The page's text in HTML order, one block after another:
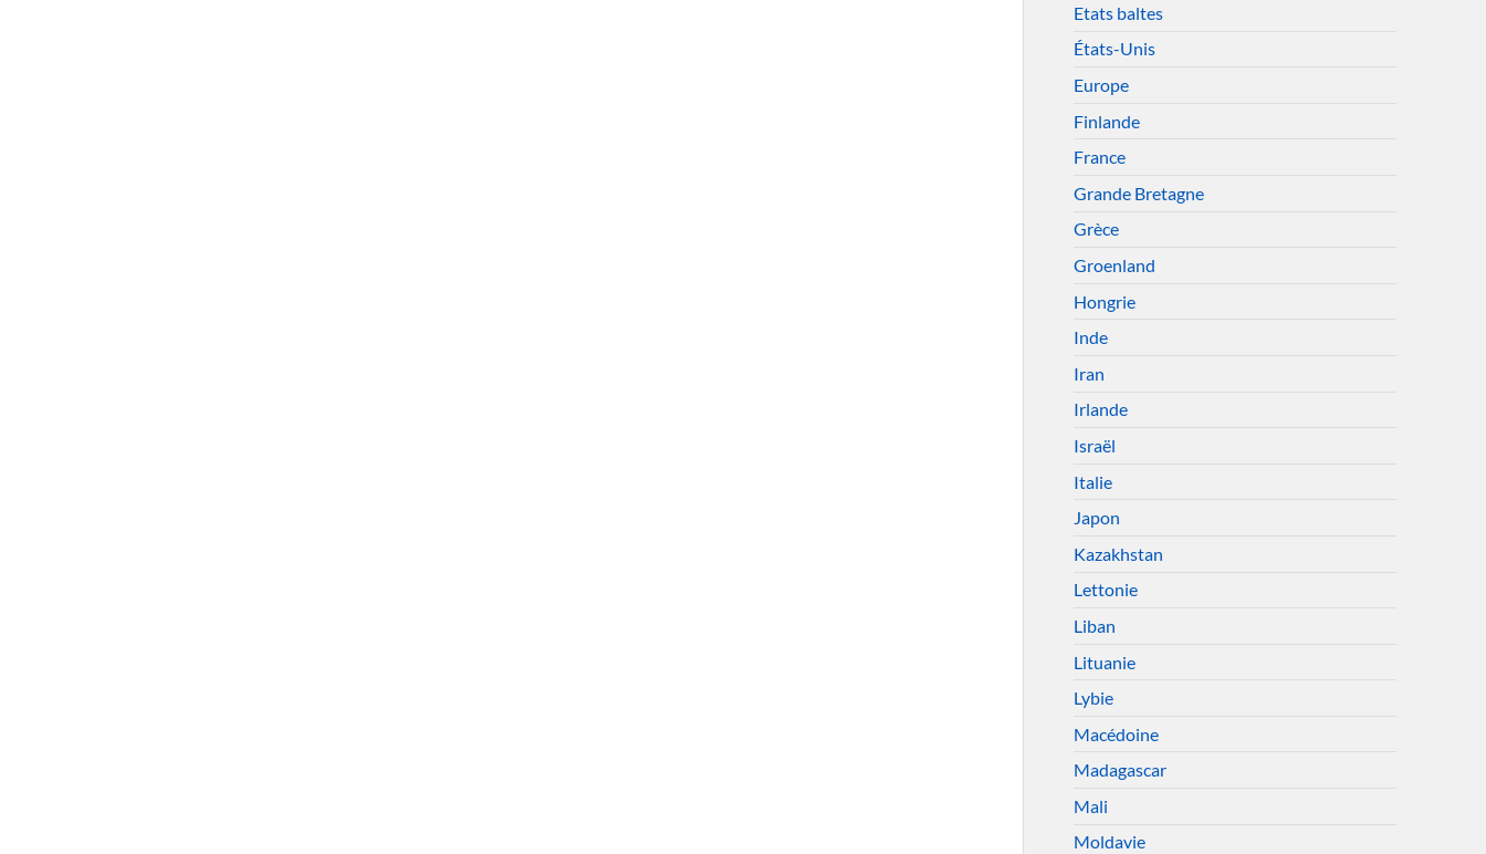
Etats baltes
États-Unis
Europe
Finlande
France
Grande Bretagne
Grèce
Groenland
Hongrie
Inde
Iran
Irlande
Israël
Italie
Japon
Kazakhstan
Lettonie
Liban
Lituanie
Lybie
Macédoine
Madagascar
Mali
Moldavie